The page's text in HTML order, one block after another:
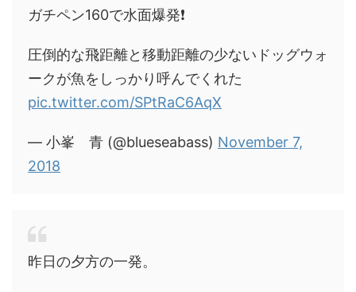
ガチペン160で水面爆発❗️
圧倒的な飛距離と移動距離の少ないドッグウォ
ークが魚をしっかり呼んでくれた
pic.twitter.com/SPtRaC6AqX
— 小峯 青 (@blueseabass) November 7,
2018
昨日の夕方の一発。